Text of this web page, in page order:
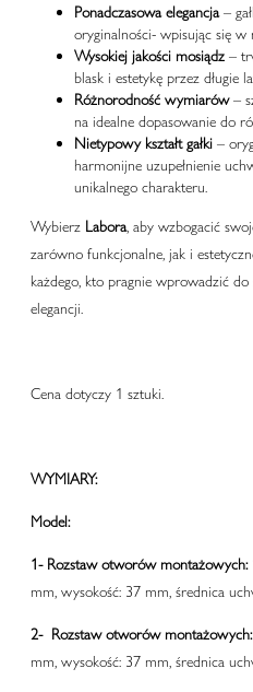
Ponadczasowa elegancja–
oryginalności- wpisując się w
Wysokiej jakości mosiądz –
blask i estetykę przez długie
Różnorodność wymiarów–
na idealne dopasowanie do
Nietypowy kształt gałki –
harmonijne uzupełnienie
unikalnego charakteru.
Wybierz Labora, aby wzbogacić
zarówno funkcjonalne, jak i
każdego, kto pragnie wprowadzić
elegancji.
Cena dotyczy 1 sztuki.
WYMIARY:
Model:
1- Rozstaw otworów
mm, wysokość: 37 mm, średnica
2- Rozstaw otworów
mm, wysokość: 37 mm, średnica